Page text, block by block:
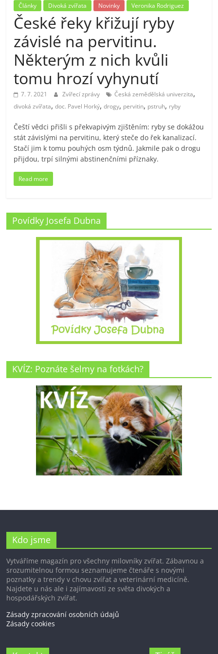
Články Divoká zvířata Novinky Veronika Rodriguez
České řeky křižují ryby
závislé na pervitinu.
Některým z nich kvůli
tomu hrozí vyhynutí
7. 7. 2021 Zvířecí zprávy Česká zemědělská univerzita,
divoká zvířata,doc. Pavel Horký,drogy, pervitin, pstruh, ryby
Čeští vědci přišli s překvapivým zjištěním: ryby se dokážou
stát závislými na pervitinu, který steče do řek kanalizací.
Stačí jim k tomu pouhých osm týdnů. Jakmile pak o drogu
přijdou, trpí silnými abstinenčními příznaky.
Read more
Povídky Josefa Dubna
KVÍZ: Poznáte šelmy na fotkách?
Kdo jsme
Vytváříme magazín pro všechny milovníky zvířat. Zábavnou a
srozumitelnou formou seznamujeme čtenáře s novými
poznatky a trendy v chovu zvířat a veterinární medicíně.
Najdete u nás ale i zajímavosti ze světa divokých a
hospodářských zvířat.
Zásady zpracování osobních údajů
Zásady cookies